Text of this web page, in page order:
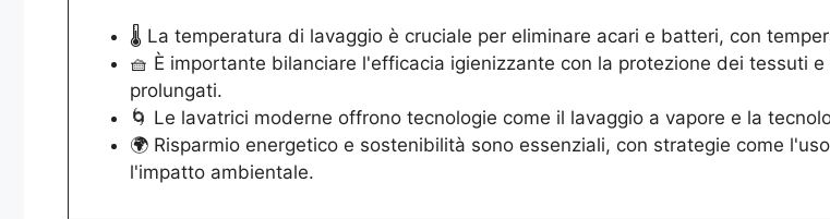
🌡️ La temperatura di lavaggio è cruciale per eliminare acari e batteri, con
🧺 È importante bilanciare l'efficacia igienizzante con la protezione dei tessuti
prolungati.
🌀 Le lavatrici moderne offrono tecnologie come il lavaggio a vapore e la
🌍 Risparmio energetico e sostenibilità sono essenziali, con strategie come
l'impatto ambientale.